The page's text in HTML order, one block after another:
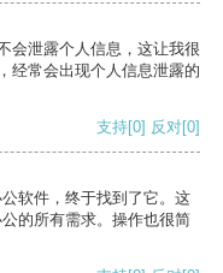
会泄露个人信息，这让我很
经常会出现个人信息泄露的
支持[0] 反对[0]
软件，终于找到了它。这
的所有需求。操作也很简